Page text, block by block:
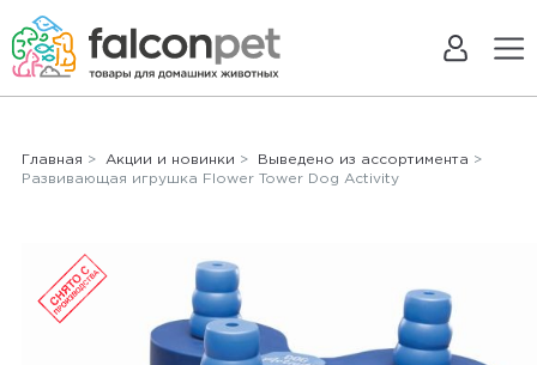
Главная > Акции и новинки > Выведено из ассортимента >
Развивающая игрушка Flower Tower Dog Activity